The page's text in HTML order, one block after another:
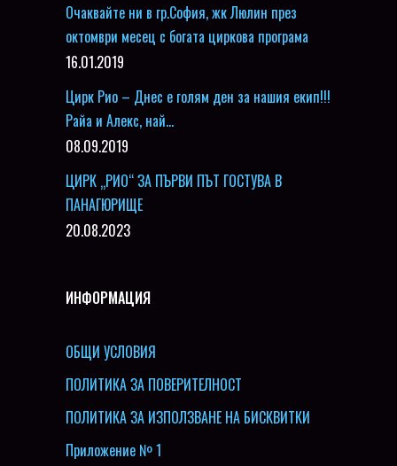
Очаквайте ни в гр.София, жк Люлин през
октомври месец с богата циркова програма
16.01.2019
Цирк Рио – Днес е голям ден за нашия екип!!!
Райа и Алекс, най…
08.09.2019
ЦИРК „РИО“ ЗА ПЪРВИ ПЪТ ГОСТУВА В
ПАНАГЮРИЩЕ
20.08.2023
ИНФОРМАЦИЯ
ОБЩИ УСЛОВИЯ
ПОЛИТИКА ЗА ПОВЕРИТЕЛНОСТ
ПОЛИТИКА ЗА ИЗПОЛЗВАНЕ НА БИСКВИТКИ
Приложение № 1